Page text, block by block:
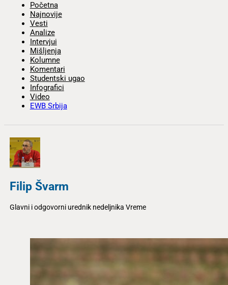
Početna
Najnovije
Vesti
Analize
Intervjui
Mišljenja
Kolumne
Komentari
Studentski ugao
Infografici
Video
EWB Srbija
Filip Švarm
Glavni i odgovorni urednik nedeljnika Vreme